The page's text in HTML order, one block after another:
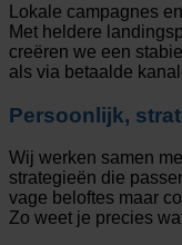
Lokale campagnes
Met heldere
creëren we een
als via betaalde
Persoonlijk,
Wij werken samen
strategieën die
vage beloftes maar
Zo weet je precies